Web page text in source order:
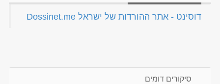
‏דוסינט - אתר ההורדות של ישראל Dossinet.me‏
סיקורים דומים